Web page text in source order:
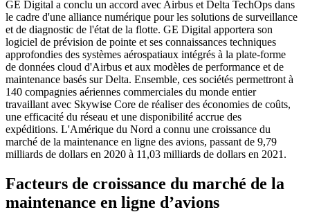
GE Digital a conclu un accord avec Airbus et Delta TechOps dans
le cadre d'une alliance numérique pour les solutions de surveillance
et de diagnostic de l'état de la flotte. GE Digital apportera son
logiciel de prévision de pointe et ses connaissances techniques
approfondies des systèmes aérospatiaux intégrés à la plate-forme
de données cloud d'Airbus et aux modèles de performance et de
maintenance basés sur Delta. Ensemble, ces sociétés permettront à
140 compagnies aériennes commerciales du monde entier
travaillant avec Skywise Core de réaliser des économies de coûts,
une efficacité du réseau et une disponibilité accrue des
expéditions. L'Amérique du Nord a connu une croissance du
marché de la maintenance en ligne des avions, passant de 9,79
milliards de dollars en 2020 à 11,03 milliards de dollars en 2021.
Facteurs de croissance du marché de la
maintenance en ligne d’avions